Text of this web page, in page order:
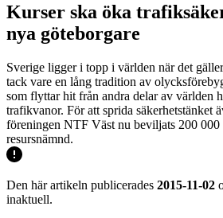
Kurser ska öka
nya göteborgare
Sverige ligger i topp i världen när det
tack vare en lång tradition av
som flyttar hit från andra delar av världen
trafikvanor. För att sprida säkerhetstänket
föreningen NTF Väst nu beviljats 200 000
resursnämnd.
Den här artikeln publicerades 2015-11-02
inaktuell.